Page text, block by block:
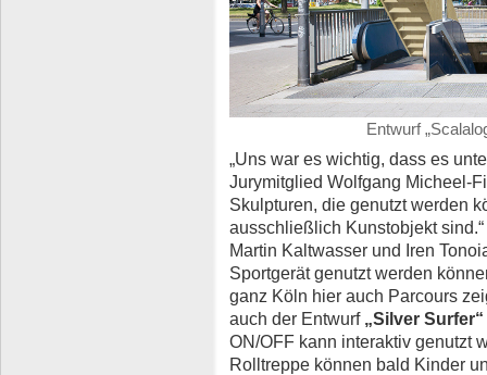
Entwurf
„Uns war es wichtig, dass es
Jurymitglied Wolfgang Micheel-
Skulpturen, die genutzt werden
ausschließlich Kunstobjekt
Martin Kaltwasser und Iren
Sportgerät genutzt werden
ganz Köln hier auch Parcours
auch der Entwurf „Silver Surfer“
ON/OFF kann interaktiv genutzt
Rolltreppe können bald Kinder